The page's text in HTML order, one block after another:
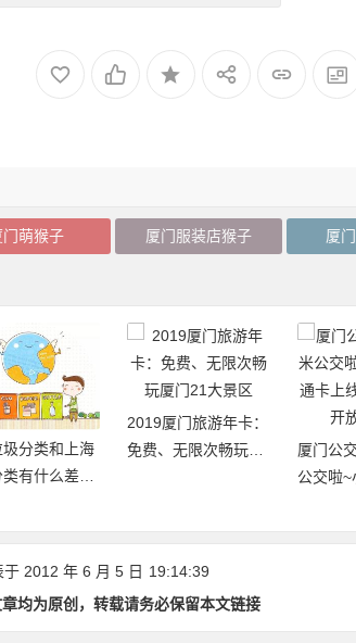
门萌猴子 厦门服装店猴子 厦
圾分类和上海
有什么差异
2019厦门旅游年卡：
免费、无限次畅玩厦
厦门公
公交啦~
放测试
于 2012 年 6 月 5 日 19:14:39
均为原创，转载请务必保留本文链接